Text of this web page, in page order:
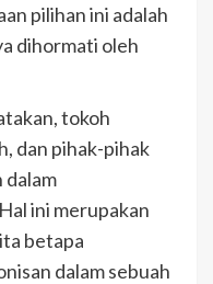
pilihan ini adalah
dihormati oleh
tokoh
dan pihak-pihak
dalam
ini merupakan
betapa
dalam sebuah